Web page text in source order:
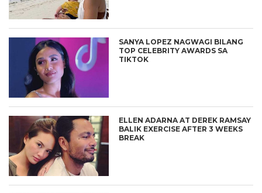
SANYA LOPEZ NAGWAGI BILANG
TOP CELEBRITY AWARDS SA
TIKTOK
ELLEN ADARNA AT DEREK RAMSAY
BALIK EXERCISE AFTER 3 WEEKS
BREAK